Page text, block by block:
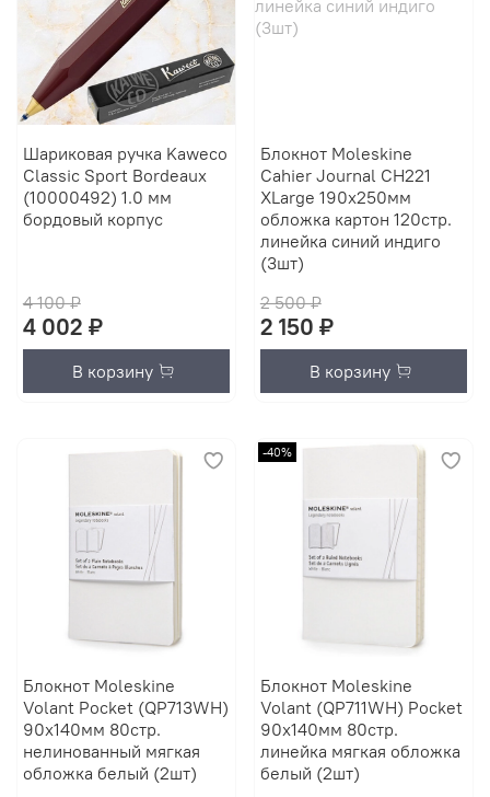
Шариковая ручка Kaweco
Classic Sport Bordeaux
(10000492) 1.0 мм
бордовый корпус
4 100 ₽
4 002 ₽
В корзину
Блокнот Moleskine
Cahier Journal CH221
XLarge 190х250мм
обложка картон 120стр.
линейка синий индиго
(3шт)
2 500 ₽
2 150 ₽
В корзину
Блокнот Moleskine
Volant Pocket (QP713WH)
90x140мм 80стр.
нелинованный мягкая
обложка белый (2шт)
-40%
Блокнот Moleskine
Volant (QP711WH) Pocket
90x140мм 80стр.
линейка мягкая обложка
белый (2шт)